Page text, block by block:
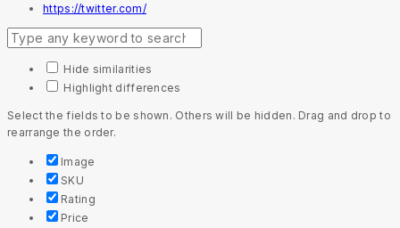
https://twitter.com/
Hide similarities
Highlight differences
Select the fields to be shown. Others will be hidden. Drag and drop to
rearrange the order.
Image
SKU
Rating
Price